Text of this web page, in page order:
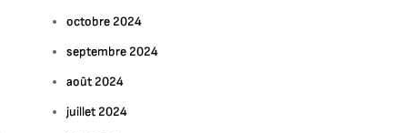
octobre 2024
septembre 2024
août 2024
juillet 2024